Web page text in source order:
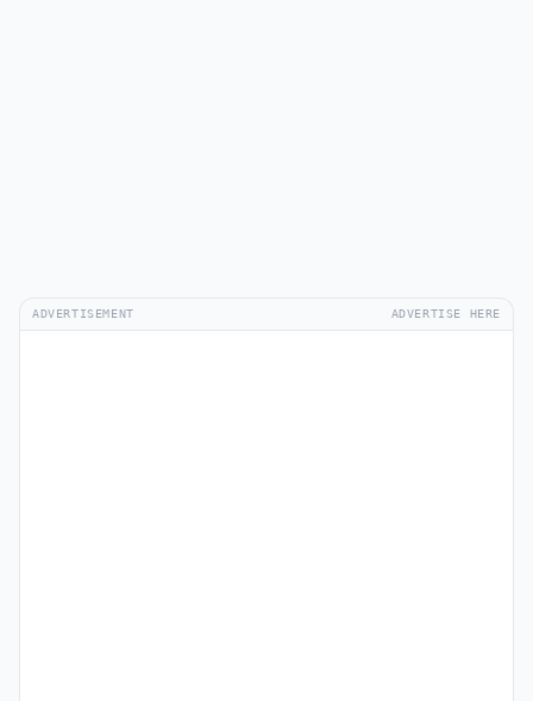
ADVERTISEMENT ADVERTISE HERE